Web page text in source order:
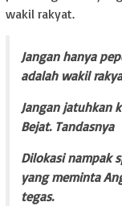
wakil rakyat.
Jangan hanya
adalah wakil
Jangan jatuhkan
Bejat. Tandasnya
Dilokasi nampak
yang meminta
tegas.